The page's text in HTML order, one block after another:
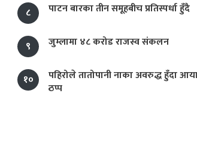
८ पाटन बारका तीन समूहबीच प्रतिस्पर्धा हुँदै
९ जुम्लामा ४८ करोड राजस्व संकलन
१०
पहिरोले तातोपानी नाका अवरुद्ध हुँदा
ठप्प